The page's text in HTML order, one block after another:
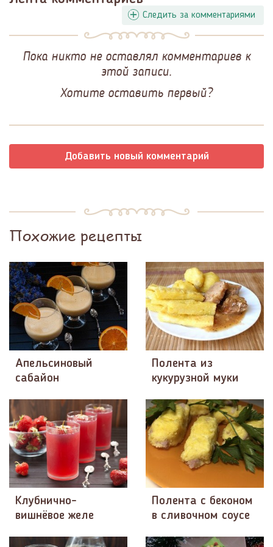
Следить за комментариями
Пока никто не оставлял комментариев к
этой записи.
Хотите оставить первый?
Добавить новый комментарий
Похожие рецепты
Апельсиновый
сабайон
Полента из
кукурузной муки
Клубнично-
вишнёвое желе
Полента с беконом
в сливочном соусе